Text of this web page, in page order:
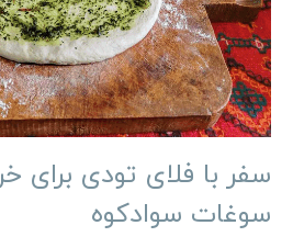
سفر با فلای تودی برای
سوغات سوادکوه